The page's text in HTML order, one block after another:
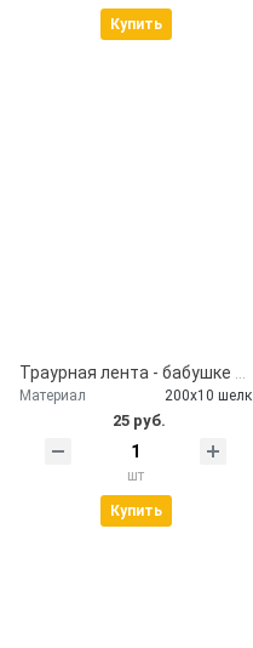
Купить
Материал 200х10 шелк
25 руб.
шт
Купить